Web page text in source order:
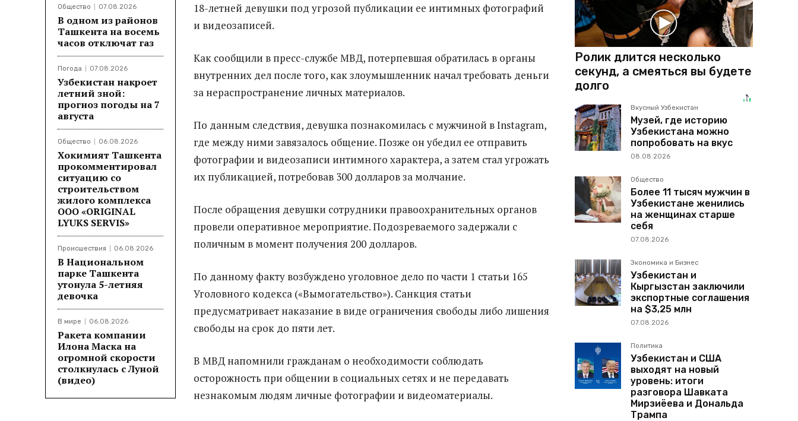
Общество 07.08.2026
В одном из районов
Ташкента на восемь
часов отключат газ
Погода 07.08.2026
Узбекистан накроет
летний зной:
прогноз погоды на 7
августа
Общество 06.08.2026
Хокимият Ташкента
прокомментировал
ситуацию со
строительством
жилого комплекса
ООО «ORIGINAL
LYUKS SERVIS»
Происшествия 06.08.2026
В Национальном
парке Ташкента
утонула 5-летняя
девочка
В мире 06.08.2026
Ракета компании
Илона Маска на
огромной скорости
столкнулась с Луной
(видео)
18-летней девушки под угрозой публикации ее интимных фотографий
и видеозаписей.
Как сообщили в пресс-службе МВД, потерпевшая обратилась в органы
внутренних дел после того, как злоумышленник начал требовать деньги
за нераспространение личных материалов.
По данным следствия, девушка познакомилась с мужчиной в Instagram,
где между ними завязалось общение. Позже он убедил ее отправить
фотографии и видеозаписи интимного характера, а затем стал угрожать
их публикацией, потребовав 300 долларов за молчание.
После обращения девушки сотрудники правоохранительных органов
провели оперативное мероприятие. Подозреваемого задержали с
поличным в момент получения 200 долларов.
По данному факту возбуждено уголовное дело по части 1 статьи 165
Уголовного кодекса («Вымогательство»). Санкция статьи
предусматривает наказание в виде ограничения свободы либо лишения
свободы на срок до пяти лет.
В МВД напомнили гражданам о необходимости соблюдать
осторожность при общении в социальных сетях и не передавать
незнакомым людям личные фотографии и видеоматериалы.
Ролик длится несколько
секунд, а смеяться вы будете
долго
Вкусный Узбекистан
Музей, где историю
Узбекистана можно
попробовать на вкус
08.08.2026
Общество
Более 11 тысяч мужчин в
Узбекистане женились
на женщинах старше
себя
07.08.2026
Экономика и Бизнес
Узбекистан и
Кыргызстан заключили
экспортные соглашения
на $3,25 млн
07.08.2026
Политика
Узбекистан и США
выходят на новый
уровень: итоги
разговора Шавката
Мирзиёева и Дональда
Трампа